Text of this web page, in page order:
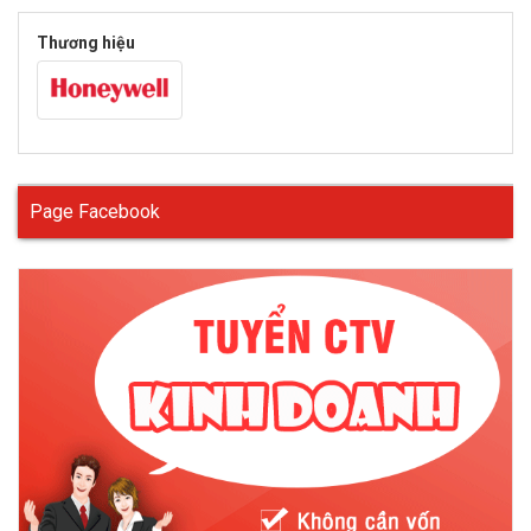
Một số tính năng phổ biến
- Tròng kính bằng vật liệu Polycarbonate hấp thụ 99.9% UV, với
khả năng chống va đập và chống vỡ vượt trội. Mặt kính được
phủ lớp chống ngưng tụ hơi nước.
- Được trang bị 4 khe thoát khí (2 ở trên, 2 ở hai bên) giúp giảm
tình trạng tròng kính bị mờ do hơi nước, đồng thời với thiết kế
khe thông minh giữ cho chất lỏng không bị thẩm thấu ngược.
Có hệ thống thông hơi gián tiếp tạo sự thông thoáng
Dùng kính chống hóa chất trong một số môi trường làm việc
Thương hiệu
Page Facebook